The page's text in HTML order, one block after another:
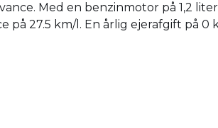
Med en benzinmotor på 1,2
på 27.5 km/l. En årlig ejerafgift på 0